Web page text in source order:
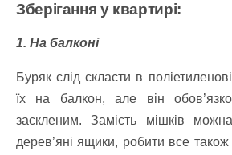
Зберігання у квартирі:
1. На балконі
Буряк слід скласти в
їх на балкон, але він
заскленим. Замість мішків
дерев’яні ящики, робити все також